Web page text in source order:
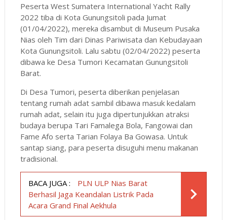
Peserta West Sumatera International Yacht Rally
2022 tiba di Kota Gunungsitoli pada Jumat
(01/04/2022), mereka disambut di Museum Pusaka
Nias oleh Tim dari Dinas Pariwisata dan Kebudayaan
Kota Gunungsitoli. Lalu sabtu (02/04/2022) peserta
dibawa ke Desa Tumori Kecamatan Gunungsitoli
Barat.
Di Desa Tumori, peserta diberikan penjelasan
tentang rumah adat sambil dibawa masuk kedalam
rumah adat, selain itu juga dipertunjukkan atraksi
budaya berupa Tari Famalega Bola, Fangowai dan
Fame Afo serta Tarian Folaya Ba Gowasa. Untuk
santap siang, para peserta disuguhi menu makanan
tradisional.
BACA JUGA :
PLN ULP Nias Barat
Berhasil Jaga Keandalan Listrik Pada
Acara Grand Final Aekhula